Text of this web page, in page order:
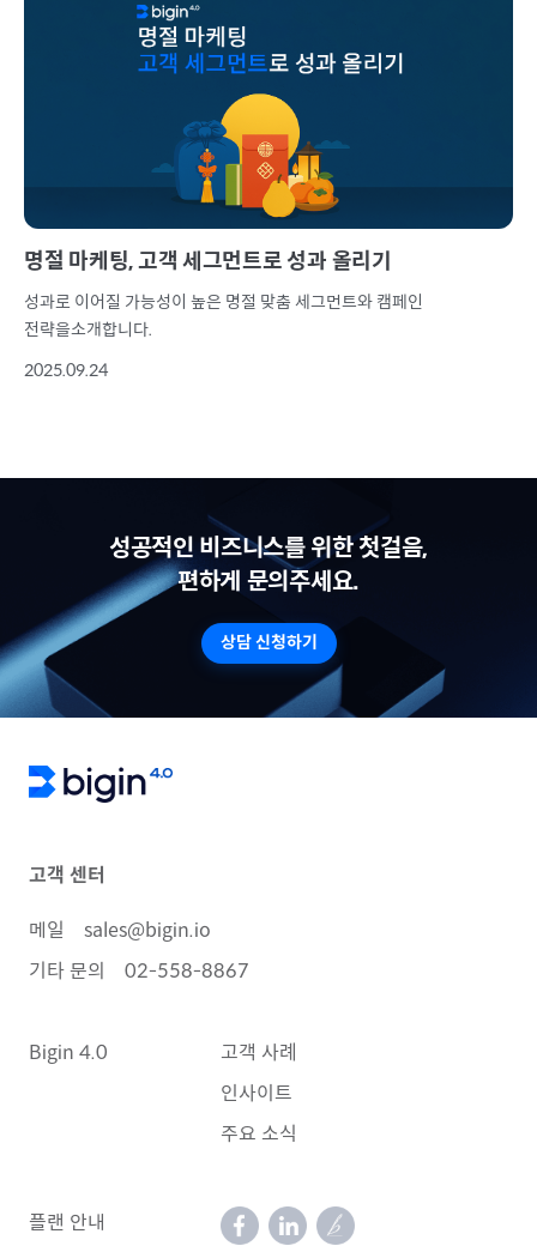
명절 마케팅, 고객 세그먼트로 성과 올리기
성과로 이어질 가능성이 높은 명절 맞춤 세그먼트와 캠페인
전략을소개합니다.
2025.09.24
성공적인 비즈니스를 위한 첫걸음,
편하게 문의주세요.
상담 신청하기
고객 센터
메일
sales@bigin.io
기타 문의
02-558-8867
Bigin 4.0
고객 사례
인사이트
주요 소식
플랜 안내